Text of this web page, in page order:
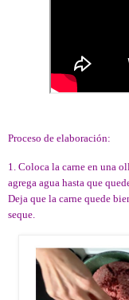
Proceso de elaboración:
1. Coloca la carne en una
agrega agua hasta que
Deja que la carne quede
seque.